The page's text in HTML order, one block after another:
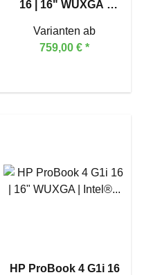
16 | 16" WUXGA |
Varianten ab
759,00 € *
HP ProBook 4 G1i 16